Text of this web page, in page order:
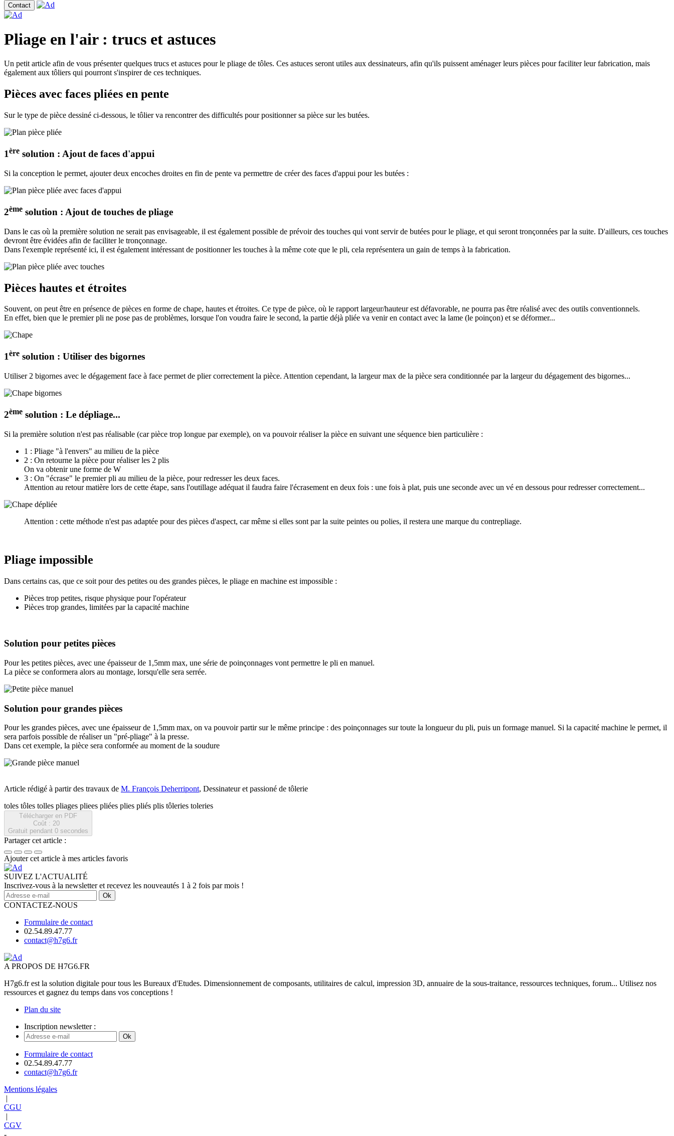
Contact
Pliage en l'air : trucs et astuces
Un petit article afin de vous présenter quelques trucs et astuces pour le pliage de tôles. Ces astuces seront utiles aux dessinateurs, afin qu'ils puissent aménager leurs pièces pour faciliter leur fabrication, mais
également aux tôliers qui pourront s'inspirer de ces techniques.
Pièces avec faces pliées en pente
Sur le type de pièce dessiné ci-dessous, le tôlier va rencontrer des difficultés pour positionner sa pièce sur les butées.
1ère solution : Ajout de faces d'appui
Si la conception le permet, ajouter deux encoches droites en fin de pente va permettre de créer des faces d'appui pour les butées :
2ème solution : Ajout de touches de pliage
Dans le cas où la première solution ne serait pas envisageable, il est également possible de prévoir des touches qui vont servir de butées pour le pliage, et qui seront tronçonnées par la suite. D'ailleurs, ces touches
devront être évidées afin de faciliter le tronçonnage.
Dans l'exemple représenté ici, il est également intéressant de positionner les touches à la même cote que le pli, cela représentera un gain de temps à la fabrication.
Pièces hautes et étroites
Souvent, on peut être en présence de pièces en forme de chape, hautes et étroites. Ce type de pièce, où le rapport largeur/hauteur est défavorable, ne pourra pas être réalisé avec des outils conventionnels.
En effet, bien que le premier pli ne pose pas de problèmes, lorsque l'on voudra faire le second, la partie déjà pliée va venir en contact avec la lame (le poinçon) et se déformer...
1ère solution : Utiliser des bigornes
Utiliser 2 bigornes avec le dégagement face à face permet de plier correctement la pièce. Attention cependant, la largeur max de la pièce sera conditionnée par la largeur du dégagement des bigornes...
2ème solution : Le dépliage...
Si la première solution n'est pas réalisable (car pièce trop longue par exemple), on va pouvoir réaliser la pièce en suivant une séquence bien particulière :
1 : Pliage "à l'envers" au milieu de la pièce
2 : On retourne la pièce pour réaliser les 2 plis
On va obtenir une forme de W
3 : On "écrase" le premier pli au milieu de la pièce, pour redresser les deux faces.
Attention au retour matière lors de cette étape, sans l'outillage adéquat il faudra faire l'écrasement en deux fois : une fois à plat, puis une seconde avec un vé en dessous pour redresser correctement...
Attention : cette méthode n'est pas adaptée pour des pièces d'aspect, car même si elles sont par la suite peintes ou polies, il restera une marque du contrepliage.
Pliage impossible
Dans certains cas, que ce soit pour des petites ou des grandes pièces, le pliage en machine est impossible :
Pièces trop petites, risque physique pour l'opérateur
Pièces trop grandes, limitées par la capacité machine
Solution pour petites pièces
Pour les petites pièces, avec une épaisseur de 1,5mm max, une série de poinçonnages vont permettre le pli en manuel.
La pièce se conformera alors au montage, lorsqu'elle sera serrée.
Solution pour grandes pièces
Pour les grandes pièces, avec une épaisseur de 1,5mm max, on va pouvoir partir sur le même principe : des poinçonnages sur toute la longueur du pli, puis un formage manuel. Si la capacité machine le permet, il
sera parfois possible de réaliser un "pré-pliage" à la presse.
Dans cet exemple, la pièce sera conformée au moment de la soudure
Article rédigé à partir des travaux de M. François Deherripont, Dessinateur et passioné de tôlerie
toles tôles tolles pliages pliees pliées plies pliés plis tôleries toleries
Télécharger en PDF
Coût : 20
Gratuit pendant 0 secondes
Partager cet article :
Ajouter cet article à mes articles favoris
SUIVEZ L'ACTUALITÉ
Inscrivez-vous à la newsletter et recevez les nouveautés 1 à 2 fois par mois !
Ok
CONTACTEZ-NOUS
Formulaire de contact
02.54.89.47.77
contact@h7g6.fr
A PROPOS DE H7G6.FR
H7g6.fr est la solution digitale pour tous les Bureaux d'Etudes. Dimensionnement de composants, utilitaires de calcul, impression 3D, annuaire de la sous-traitance, ressources techniques, forum... Utilisez nos
ressources et gagnez du temps dans vos conceptions !
Plan du site
Inscription newsletter :
Ok
Formulaire de contact
02.54.89.47.77
contact@h7g6.fr
Mentions légales
|
CGU
|
CGV